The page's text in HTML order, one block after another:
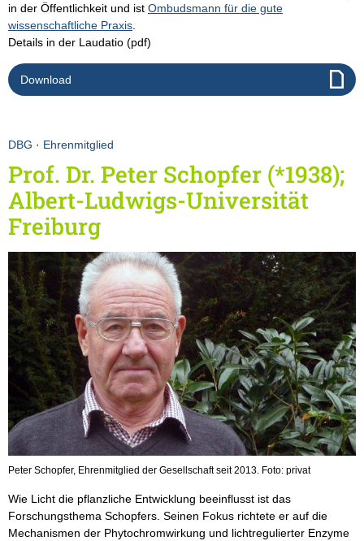
in der Öffentlichkeit und ist Ombudsmann für die gute
wissenschaftliche Praxis
Details in der Laudatio (pdf)
Download
DBG · Ehrenmitglied
Prof. Dr. Peter Schopfer (*1938);
Albert-Ludwigs-Universität
Freiburg
Peter Schopfer, Ehrenmitglied der Gesellschaft seit 2013. Foto: privat
Wie Licht die pflanzliche Entwicklung beeinflusst ist das
Forschungsthema Schopfers. Seinen Fokus richtete er auf die
Mechanismen der Phytochromwirkung und lichtregulierter Enzyme